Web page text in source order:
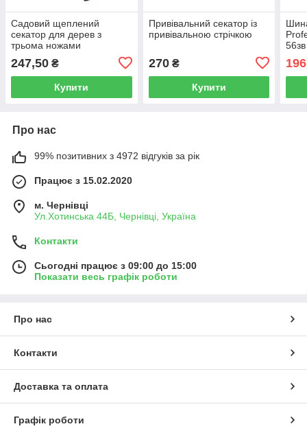
Садовий щеплений
секатор для дерев з
трьома ножами
247,50 ₴
Купити
Привівальний секатор із
привівальною стрічкою
270₴
Купити
Про нас
99% позитивних з 4972 відгуків за рік
Працює з 15.02.2020
м. Чернівці
Ул.Хотинська 44Б, Чернівці, Україна
Контакти
Сьогодні працює з 09:00 до 15:00
Показати весь графік роботи
Про нас
Контакти
Доставка та оплата
Графік роботи